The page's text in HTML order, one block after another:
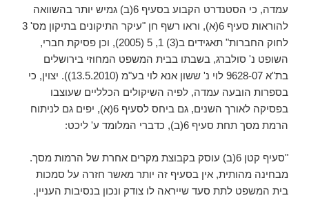
עמדה, כי הסטנדרט הקבוע בסעיף 6(ב) גמיש יותר בהשוואה
להוראות סעיף 6(א), וראו רשף חן "עיקר התיקונים בתיקון מס' 3
לחוק החברות" תאגידים ב(3) 1, 5 (2005), וכן פסיקת חברי,
השופט נ' סולברג, בשבתו בבית המשפט המחוזי בירושלים
בת"א 9628-07 לוי נ' ששון אנא לוי בע"מ (13.5.2010)). יצוין, כי
בספרות הובעה עמדה, לפיה השיקולים הכלליים שעוצבו
בפסיקה לאורך השנים, גם ביחס לסעיף 6(א), יפים גם לניתוח
הרמת מסך תחת סעיף 6(ב), כדברי המלומד ע' ליכט:
"סעיף קטן 6(ב) עוסק בקבוצת מקרים אחרת של הרמות מסך.
מבחינה מהותית, אין בסעיף זה יותר מאשר חזרה על סמכות
בית המשפט לתת סעד שייראה לו צודק ונכון בנסיבות העניין.